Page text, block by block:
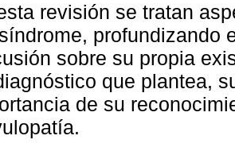
revisión se tratan
profundizando
sobre su propia
que plantea,
de su